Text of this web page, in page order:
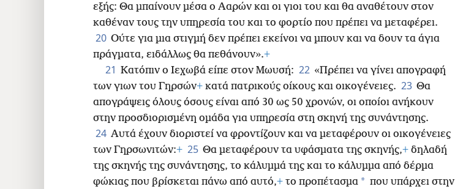
εξής: Θα μπαίνουν μέσα ο Ααρών και οι γιοι του και θα αναθέτουν στον
καθέναν τους την υπηρεσία του και το φορτίο που πρέπει να μεταφέρει.
20 Ούτε για μια στιγμή δεν πρέπει εκείνοι να μπουν και να δουν τα άγια
πράγματα, ειδάλλως θα πεθάνουν».+
21 Κατόπιν ο Ιεχωβά είπε στον Μωυσή: 22 «Πρέπει να γίνει απογραφή
των γιων του Γηρσών+ κατά πατρικούς οίκους και οικογένειες. 23 Θα
απογράψεις όλους όσους είναι από 30 ως 50 χρονών, οι οποίοι ανήκουν
στην προσδιορισμένη ομάδα για υπηρεσία στη σκηνή της συνάντησης.
24 Αυτά έχουν διοριστεί να φροντίζουν και να μεταφέρουν οι οικογένειες
των Γηρσωνιτών:+ 25 Θα μεταφέρουν τα υφάσματα της σκηνής,+ δηλαδή
της σκηνής της συνάντησης, το κάλυμμά της και το κάλυμμα από δέρμα
φώκιας που βρίσκεται πάνω από αυτό,+ το προπέτασμα * που υπάρχει στην